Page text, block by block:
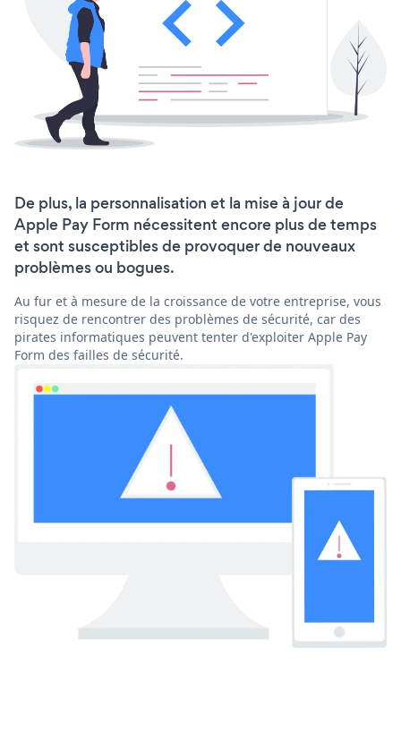
De plus, la personnalisation et la mise à jour de
Apple Pay Form nécessitent encore plus de temps
et sont susceptibles de provoquer de nouveaux
problèmes ou bogues.
Au fur et à mesure de la croissance de votre entreprise, vous
risquez de rencontrer des problèmes de sécurité, car des
pirates informatiques peuvent tenter d'exploiter Apple Pay
Form des failles de sécurité.